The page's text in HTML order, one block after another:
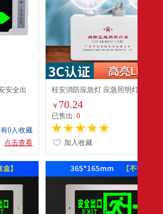
安全出
0人收藏
点击查看
桂安消防应急灯 应急照明灯 商用
PA-ZFZD-E2W-DT1
￥ 70.24
已售出:0
加入收藏